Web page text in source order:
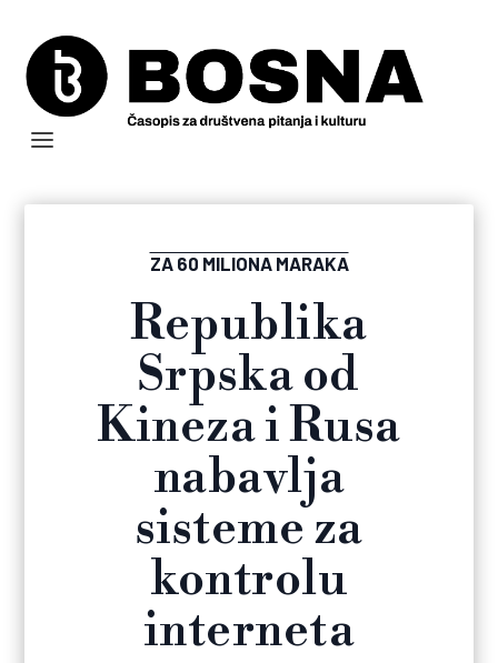
ZA 60 MILIONA MARAKA
Republika
Srpska od
Kineza i Rusa
nabavlja
sisteme za
kontrolu
interneta